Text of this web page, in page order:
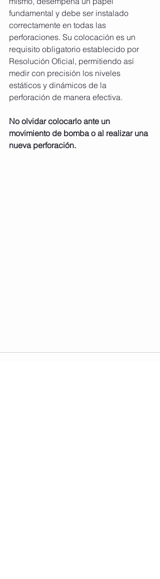
fundamental y debe ser instalado
correctamente en todas las
perforaciones. Su colocación es un
requisito obligatorio establecido por
Resolución Oficial, permitiendo así
medir con precisión los niveles
estáticos y dinámicos de la
perforación de manera efectiva.
No olvidar colocarlo ante un
movimiento de bomba o al realizar una
nueva perforación.